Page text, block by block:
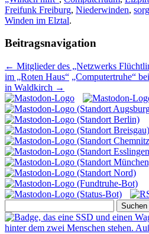
Freifunk Freiburg, Niederwinden,
Winden im Elztal.
Beitragsnavigation
← Mitglieder des „Netzwerks
im „Roten Haus“ „Computertruhe“
in Waldkirch →
nach: